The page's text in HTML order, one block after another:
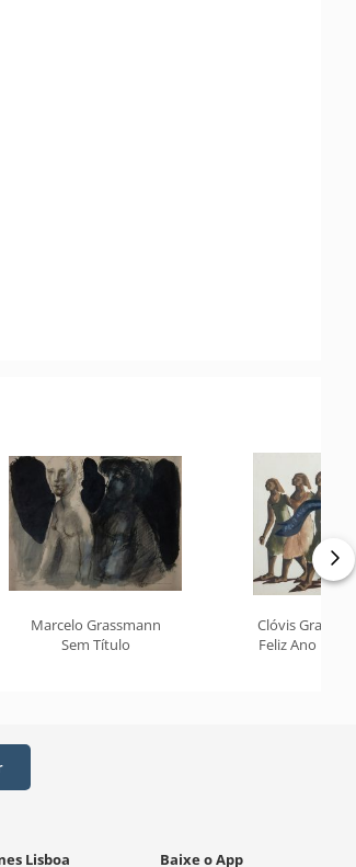
Marcelo Grassmann
Sem Título
Clóvis Graciano
Feliz Ano Novo
Lisboa Baixe o App